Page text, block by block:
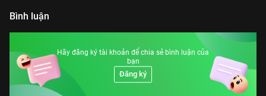
Bình luận
Hãy đăng ký tài khoản để chia sẻ bình luận của
bạn
Đăng ký